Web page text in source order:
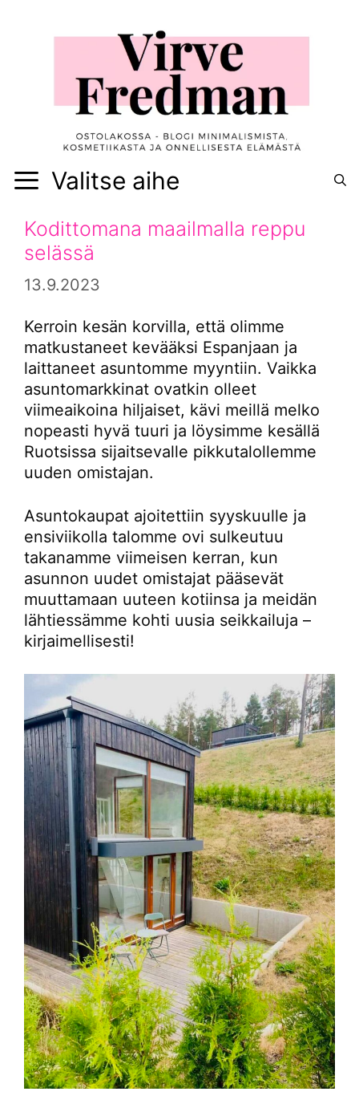
Valitse aihe
Kodittomana maailmalla reppu
selässä
13.9.2023
Kerroin kesän korvilla, että olimme
matkustaneet kevääksi Espanjaan ja
laittaneet asuntomme myyntiin. Vaikka
asuntomarkkinat ovatkin olleet
viimeaikoina hiljaiset, kävi meillä melko
nopeasti hyvä tuuri ja löysimme kesällä
Ruotsissa sijaitsevalle pikkutalollemme
uuden omistajan.
Asuntokaupat ajoitettiin syyskuulle ja
ensiviikolla talomme ovi sulkeutuu
takanamme viimeisen kerran, kun
asunnon uudet omistajat pääsevät
muuttamaan uuteen kotiinsa ja meidän
lähtiessämme kohti uusia seikkailuja –
kirjaimellisesti!